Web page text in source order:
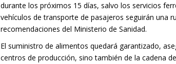
durante los próximos 15 días, salvo los servicios
vehículos de transporte de pasajeros seguirán una
recomendaciones del Ministerio de Sanidad.
El suministro de alimentos quedará garantizado,
centros de producción, sino también de la cadena